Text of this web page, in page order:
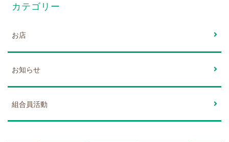
カテゴリー
お店
お知らせ
組合員活動